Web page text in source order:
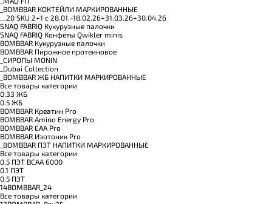
_BOMBBAR КОКТЕЙЛИ МАРКИРОВАННЫЕ
__20 SKU 2+1 с 28.01.-18.02.26+31.03.26+30.04.26
SNAQ FABRIQ Кукурузные палочки
SNAQ FABRIQ Конфеты Qwikler minis
BOMBBAR Кукурузные палочки
BOMBBAR Пирожное протеиновое
_CИРОПЫ MONIN
_Dubai Collection
_BOMBBAR ЖБ НАПИТКИ МАРКИРОВАННЫЕ
Все товары категории
0.33 ЖБ
0.5 ЖБ
BOMBBAR Креатин Pro
BOMBBAR Amino Energy Pro
BOMBBAR EAA Pro
BOMBBAR Изотоник Pro
_BOMBBAR ПЭТ НАПИТКИ МАРКИРОВАННЫЕ
Все товары категории
0.5 ПЭТ ВСАА 6000
0.1 ПЭТ
0.5 ПЭТ
14BOMBBAR_24
Все товары категории